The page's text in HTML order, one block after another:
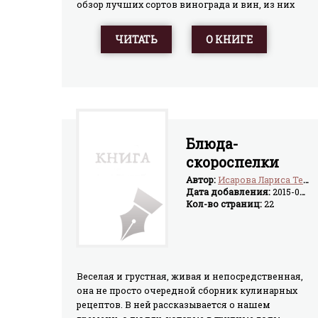
обзор лучших сортов винограда и вин, из них
винодельческие страны и регионы. Приведены
правила дегустации и сервировки вина, даны
широкий круг читателей.
ЧИТАТЬ О КНИГЕ
Блюда-
скороспелки
Автор:Исарова Лариса Теодоровна
Дата добавления:2015-04-17
Кол-во страниц:22
Веселая и грустная, живая и непосредственная,
она не просто очередной сборник кулинарных
рецептов. В ней рассказывается о нашем